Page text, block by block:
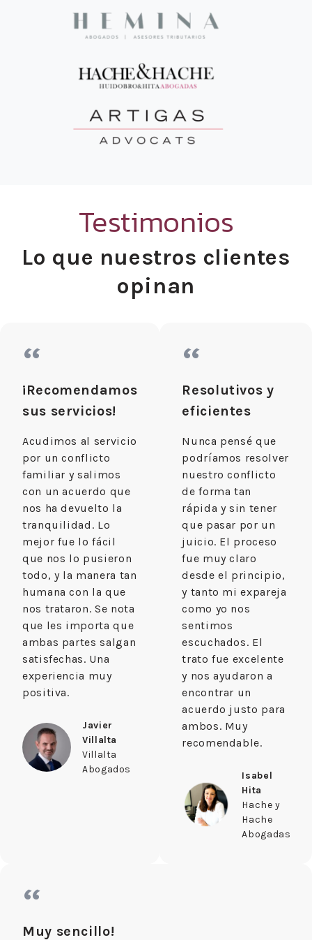
Testimonios
Lo que nuestros clientes
opinan
“
¡Recomendamos
sus servicios!
Acudimos al servicio
por un conflicto
familiar y salimos
con un acuerdo que
nos ha devuelto la
tranquilidad. Lo
mejor fue lo fácil
que nos lo pusieron
todo, y la manera tan
humana con la que
nos trataron. Se nota
que les importa que
ambas partes salgan
satisfechas. Una
experiencia muy
positiva.
Javier
Villalta
Villalta
Abogados
“
Resolutivos y
eficientes
Nunca pensé que
podríamos resolver
nuestro conflicto
de forma tan
rápida y sin tener
que pasar por un
juicio. El proceso
fue muy claro
desde el principio,
y tanto mi expareja
como yo nos
sentimos
escuchados. El
trato fue excelente
y nos ayudaron a
encontrar un
acuerdo justo para
ambos. Muy
recomendable.
Isabel
Hita
Hache y
Hache
Abogadas
“
Muy sencillo!